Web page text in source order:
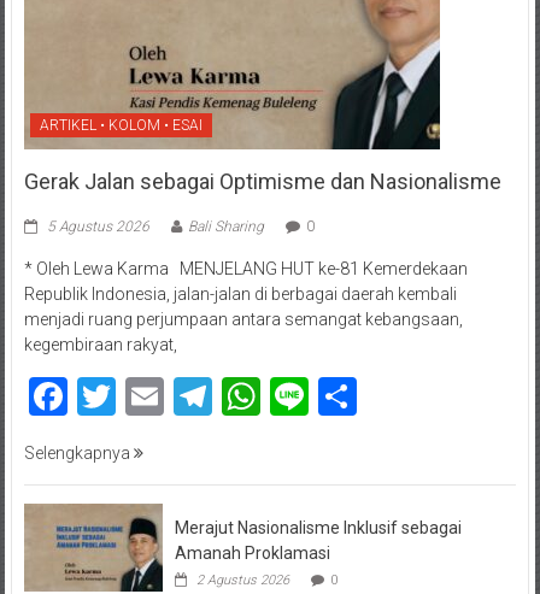
ARTIKEL • KOLOM • ESAI
Gerak Jalan sebagai Optimisme dan Nasionalisme
5 Agustus 2026 Bali Sharing 0
* Oleh Lewa Karma MENJELANG HUT ke-81 Kemerdekaan
Republik Indonesia, jalan-jalan di berbagai daerah kembali
menjadi ruang perjumpaan antara semangat kebangsaan,
kegembiraan rakyat,
Facebook
Twitter
EmailTelegram
WhatsApp
LineShare
Selengkapnya
Merajut Nasionalisme Inklusif sebagai
Amanah Proklamasi
2 Agustus 2026 0